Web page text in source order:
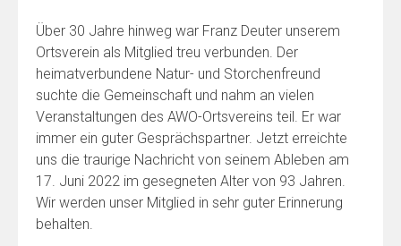
Über 30 Jahre hinweg war Franz Deuter unserem
Ortsverein als Mitglied treu verbunden. Der
heimatverbundene Natur- und Storchenfreund
suchte die Gemeinschaft und nahm an vielen
Veranstaltungen des AWO-Ortsvereins teil. Er war
immer ein guter Gesprächspartner. Jetzt erreichte
uns die traurige Nachricht von seinem Ableben am
17. Juni 2022 im gesegneten Alter von 93 Jahren.
Wir werden unser Mitglied in sehr guter Erinnerung
behalten.